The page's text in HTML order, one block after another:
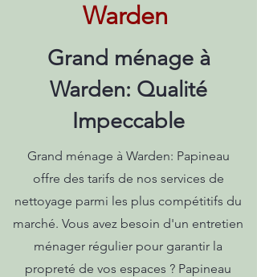
Warden
Grand ménage à
Warden: Qualité
Impeccable
Grand ménage à Warden: Papineau
offre des tarifs de nos services de
nettoyage parmi les plus compétitifs du
marché. Vous avez besoin d'un entretien
ménager régulier pour garantir la
propreté de vos espaces ? Papineau